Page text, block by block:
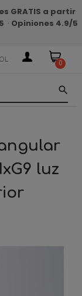
GRATIS a partir
· Opiniones 4.9/5
0
search
luz